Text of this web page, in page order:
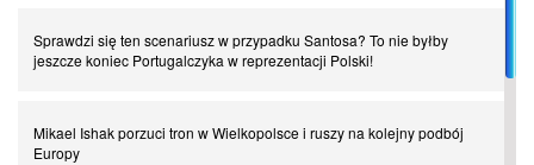
Sprawdzi się ten scenariusz w przypadku Santosa? To nie byłby
jeszcze koniec Portugalczyka w reprezentacji Polski!
Mikael Ishak porzuci tron w Wielkopolsce i ruszy na kolejny podbój
Europy